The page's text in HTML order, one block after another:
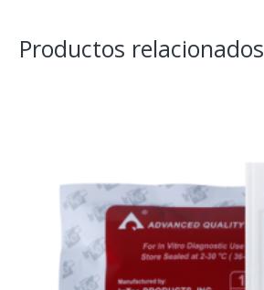
Productos relacionados